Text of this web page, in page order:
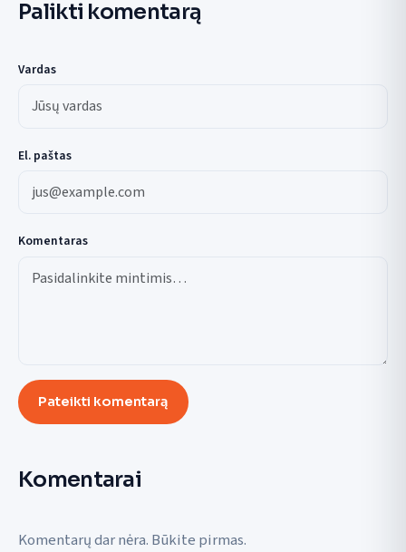
Palikti komentarą
Vardas
El. paštas
Komentaras
Pateikti komentarą
Komentarai
Komentarų dar nėra. Būkite pirmas.